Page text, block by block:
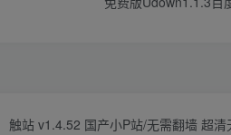
触站 v1.4.52 国产小P站/无需翻墙 超清